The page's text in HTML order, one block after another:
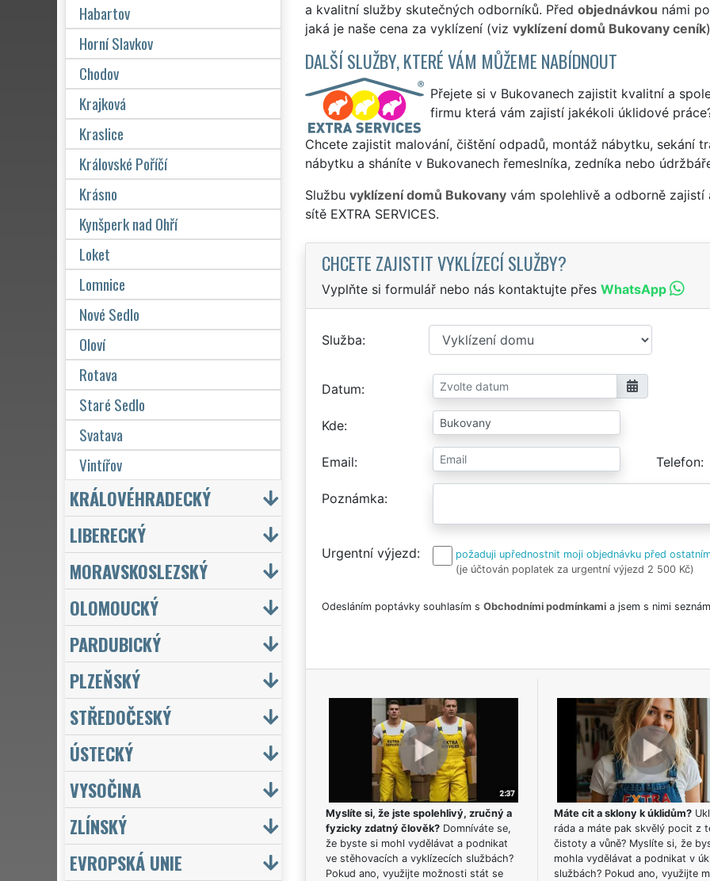
a kvalitní služby skutečných odborníků. Před objednávkou námi
jaká je naše cena za vyklízení (viz vyklízení domů Bukovany ceník
DALŠÍ SLUŽBY, KTERÉ VÁM MŮŽEME NABÍDNOUT
Přejete si v Bukovanech zajistit kvalitní a
firmu která vám zajistí jakékoli úklidové
Chcete zajistit malování, čištění odpadů, montáž nábytku, sekání
nábytku a sháníte v Bukovanech řemeslníka, zedníka nebo
Službu vyklízení domů Bukovanyvám spolehlivě a odborně zajistí
sítě EXTRA SERVICES.
CHCETE ZAJISTIT VYKLÍZECÍ SLUŽBY?
Vyplňte si formulář nebo nás kontaktujte přes WhatsApp
Služba
Datum
Kde
Email Telefon
Poznámka
Urgentní výjezd
požaduji upřednostnit moji objednávku před
(je účtován poplatek za urgentní výjezd 2 500 Kč)
Odesláním poptávky souhlasím s Obchodními podmínkamia jsem s nimi
Myslíte si, že jste spolehlivý, zručný a
fyzicky zdatný člověk?Domníváte se,
že byste si mohl vydělávat a podnikat
ve stěhovacích a vyklízecích službách?
Pokud ano, využijte možnosti stát se
Máte cit a sklony k úklidům?
ráda a máte pak skvělý pocit z
čistoty a vůně? Myslíte si, že
mohla vydělávat a podnikat v
službách? Pokud ano, využijte
Habartov
Horní Slavkov
Chodov
Krajková
Kraslice
Královské Poříčí
Krásno
Kynšperk nad Ohří
Loket
Lomnice
Nové Sedlo
Oloví
Rotava
Staré Sedlo
Svatava
Vintířov
KRÁLOVÉHRADECKÝ
LIBERECKÝ
MORAVSKOSLEZSKÝ
OLOMOUCKÝ
PARDUBICKÝ
PLZEŇSKÝ
STŘEDOČESKÝ
ÚSTECKÝ
VYSOČINA
ZLÍNSKÝ
EVROPSKÁ UNIE